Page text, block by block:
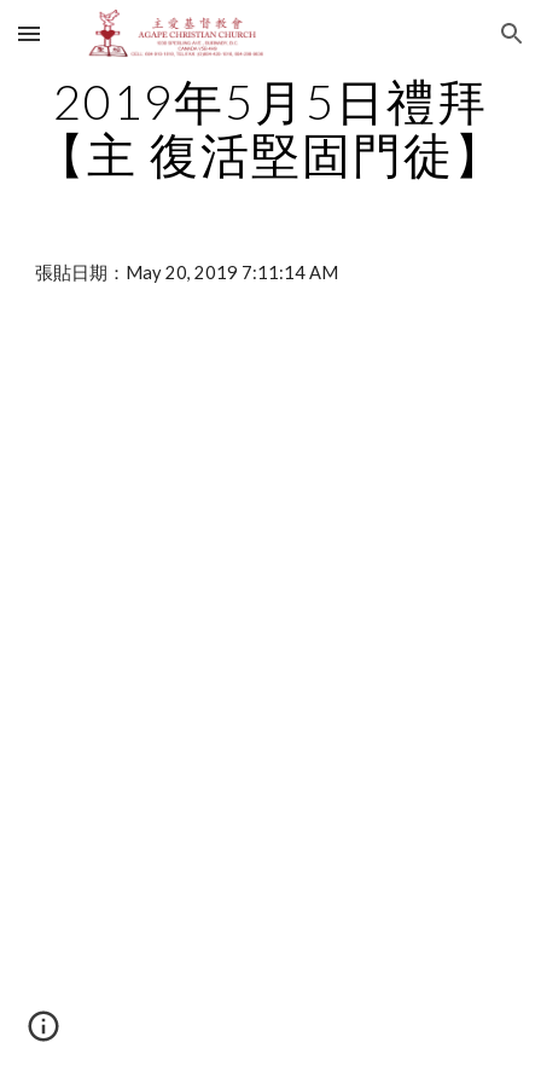
Skip to main content Skip to navigation
2019年5月5日禮拜
【主 復活堅固門徒】
張貼日期：May 20, 2019 7:11:14 AM